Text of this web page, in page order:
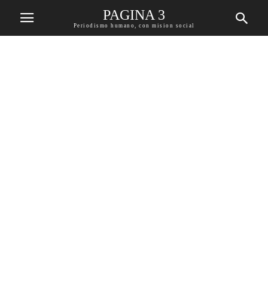
PAGINA 3
Periodismo humano, con mision social